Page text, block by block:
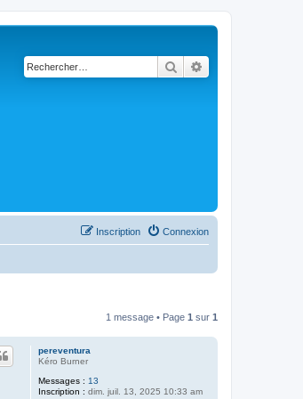
Rechercher
Connexion
Inscription
1 message • Page 1 sur 1
pereventura
Kéro Burner
Messages : 13
Inscription : dim. juil. 13, 2025 10:33 am